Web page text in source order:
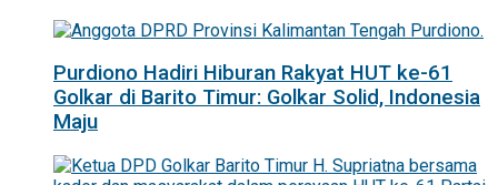
Purdiono Hadiri Hiburan Rakyat HUT ke-61
Golkar di Barito Timur: Golkar Solid, Indonesia
Maju